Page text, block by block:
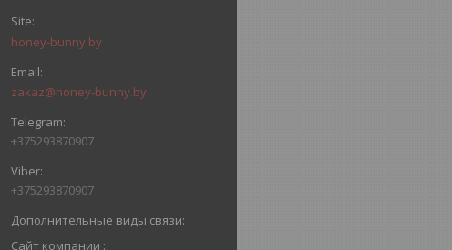
honey-bunny.by
zakaz@honey-bunny.by
+375293870907
+375293870907
Сайт компании